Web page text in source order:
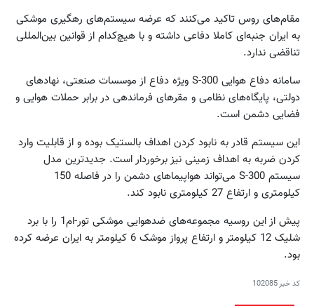
مقام‌های روس تاکید می‌کنند که عرضه سیستم‌های رهگیری موشکی
به ایران جنبه‌ای کاملا دفاعی داشته و با هیچ‌کدام از قوانین بین‌المللی
تناقضی ندارد.
سامانه دفاع هوایی S-300 ویژه دفاع از موسسات صنعتی، نهادهای
دولتی، پایگاه‌های نظامی و مقرهای فرماندهی در برابر حملات هوایی و
فضایی دشمن است.
این سیستم قادر به نابود کردن اهداف بالستیک بوده و از قابلیت وارد
کردن ضربه به اهداف زمینی نیز برخوردار است. جدیدترین مدل
سیستم S-300 می‌تواند هواپیماهای دشمن را در فاصله 150
کیلومتری و ارتفاع 27 کیلومتری نابود کند.
پیش از این روسیه مجموعه‌های ضدهوایی موشکی تور-ام1 را با برد
شلیک 12 کیلومتر و ارتفاع پرواز موشک 6 کیلومتر به ایران عرضه کرده
بود.
کد خبر102085